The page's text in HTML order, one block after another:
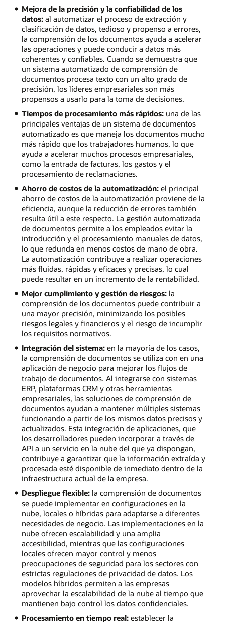
Mejora de la precisión y la confiabilidad de los
datos:al automatizar el proceso de extracción y
clasificación de datos, tedioso y propenso a errores,
la comprensión de los documentos ayuda a acelerar
las operaciones y puede conducir a datos más
coherentes y confiables. Cuando se demuestra que
un sistema automatizado de comprensión de
documentos procesa texto con un alto grado de
precisión, los líderes empresariales son más
propensos a usarlo para la toma de decisiones.
Tiempos de procesamiento más rápidos:una de las
principales ventajas de un sistema de documentos
automatizado es que maneja los documentos mucho
más rápido que los trabajadores humanos, lo que
ayuda a acelerar muchos procesos empresariales,
como la entrada de facturas, los gastos y el
procesamiento de reclamaciones.
Ahorro de costos de la automatización:el principal
ahorro de costos de la automatización proviene de la
eficiencia, aunque la reducción de errores también
resulta útil a este respecto. La gestión automatizada
de documentos permite a los empleados evitar la
introducción y el procesamiento manuales de datos,
lo que redunda en menos costos de mano de obra.
La automatización contribuye a realizar operaciones
más fluidas, rápidas y eficaces y precisas, lo cual
puede resultar en un incremento de la rentabilidad.
Mejor cumplimiento y gestión de riesgos:la
comprensión de los documentos puede contribuir a
una mayor precisión, minimizando los posibles
riesgos legales y financieros y el riesgo de incumplir
los requisitos normativos.
Integración del sistema:en la mayoría de los casos,
la comprensión de documentos se utiliza con en una
aplicación de negocio para mejorar los flujos de
trabajo de documentos. Al integrarse con sistemas
ERP, plataformas CRM y otras herramientas
empresariales, las soluciones de comprensión de
documentos ayudan a mantener múltiples sistemas
funcionando a partir de los mismos datos precisos y
actualizados. Esta integración de aplicaciones, que
los desarrolladores pueden incorporar a través de
API a un servicio en la nube del que ya dispongan,
contribuye a garantizar que la información extraída y
procesada esté disponible de inmediato dentro de la
infraestructura actual de la empresa.
Despliegue flexible:la comprensión de documentos
se puede implementar en configuraciones en la
nube, locales o híbridas para adaptarse a diferentes
necesidades de negocio. Las implementaciones en la
nube ofrecen escalabilidad y una amplia
accesibilidad, mientras que las configuraciones
locales ofrecen mayor control y menos
preocupaciones de seguridad para los sectores con
estrictas regulaciones de privacidad de datos. Los
modelos híbridos permiten a las empresas
aprovechar la escalabilidad de la nube al tiempo que
mantienen bajo control los datos confidenciales.
Procesamiento en tiempo real:establecer la